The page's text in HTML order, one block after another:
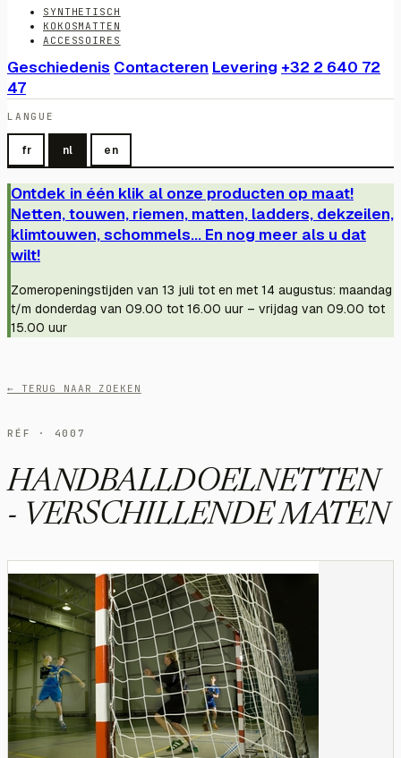
SYNTHETISCH
KOKOSMATTEN
ACCESSOIRES
Geschiedenis Contacteren Levering +32 2 640 72
47
LANGUE
fr nl en
Ontdek in één klik al onze producten op maat!
Netten, touwen, riemen, matten, ladders, dekzeilen,
klimtouwen, schommels... En nog meer als u dat
wilt!
Zomeropeningstijden van 13 juli tot en met 14 augustus: maandag
t/m donderdag van 09.00 tot 16.00 uur – vrijdag van 09.00 tot
15.00 uur
← TERUG NAAR ZOEKEN
RÉF · 4007
HANDBALLDOELNETTEN
- VERSCHILLENDE MATEN